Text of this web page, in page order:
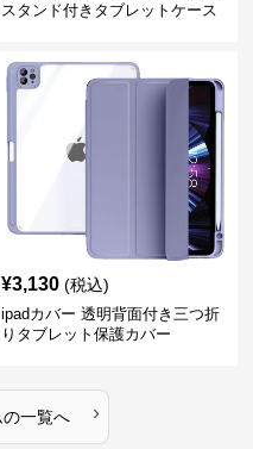
スタンド付きタブレットケース
¥3,130 (税込)
ipadカバー 透明背面付き三つ折
りタブレット保護カバー
一覧へ ›